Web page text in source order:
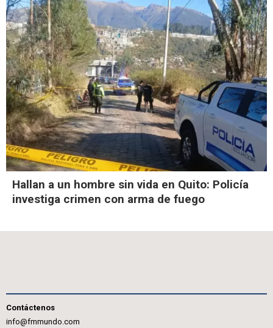
Hallan a un hombre sin vida en Quito: Policía
investiga crimen con arma de fuego
Contáctenos
info@fmmundo.com